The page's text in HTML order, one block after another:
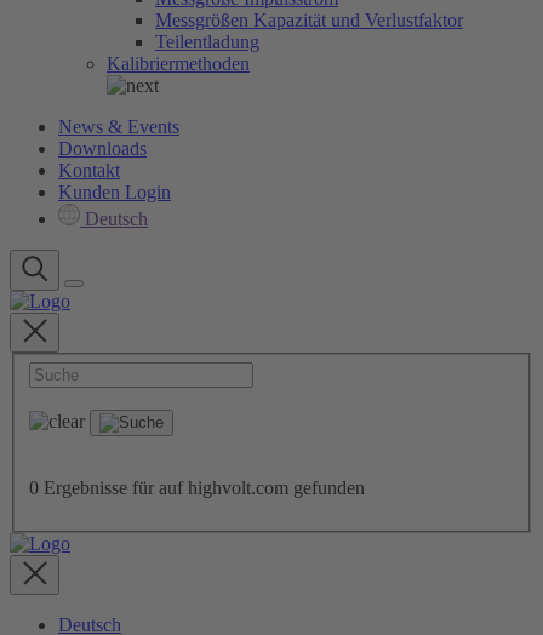
Messgrößen Kapazität und Verlustfaktor
Teilentladung
Kalibriermethoden
News & Events
Downloads
Kontakt
Kunden Login
Deutsch
0 Ergebnisse für auf highvolt.com gefunden
Deutsch